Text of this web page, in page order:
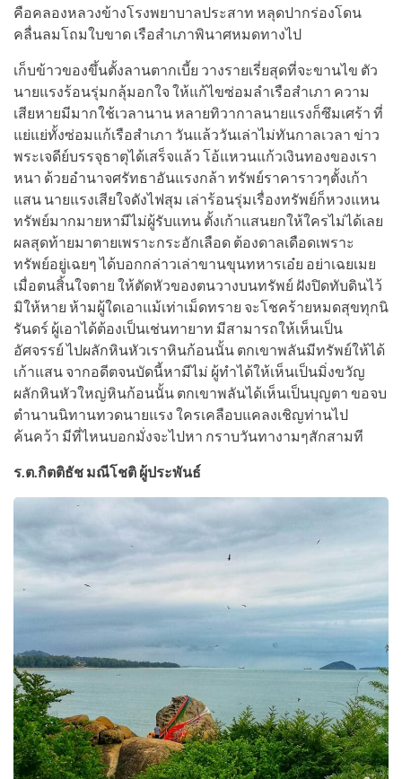
คือคลองหลวงข้างโรงพยาบาลประสาท หลุดปากร่องโดน
คลื่นลมโถมใบขาด เรือสำเภาพินาศหมดทางไป
เก็บข้าวของขึ้นตั้งลานตากเบี้ย วางรายเรี่ยสุดที่จะขานไข ตัว
นายแรงร้อนรุ่มกลุ้มอกใจ ให้แก้ไขซ่อมลำเรือสำเภา ความ
เสียหายมีมากใช้เวลานาน หลายทิวากาลนายแรงก็ซึมเศร้า ที่
แย่แย่ทั้งซ่อมแก้เรือสำเภา วันแล้ววันเล่าไม่ทันกาลเวลา ข่าว
พระเจดีย์บรรจุธาตุได้เสร็จแล้ว โอ้แหวนแก้วเงินทองของเรา
หนา ด้วยอำนาจศรัทธาอันแรงกล้า ทรัพย์ราคาราวๆตั้งเก้า
แสน นายแรงเสียใจดังไฟสุม เล่าร้อนรุ่มเรื่องทรัพย์ก็หวงแหน
ทรัพย์มากมายหามีไม่ผู้รับแทน ตั้งเก้าแสนยกให้ใครไม่ได้เลย
ผลสุดท้ายมาตายเพราะกระอักเลือด ต้องดาลเดือดเพราะ
ทรัพย์อยู่เฉยๆ ได้บอกกล่าวเล่าขานขุนทหารเอ๋ย อย่าเฉยเมย
เมื่อตนสิ้นใจตาย ให้ตัดหัวของตนวางบนทรัพย์ ฝังปิดทับดินไว้
มิให้หาย ห้ามผู้ใดเอาแม้เท่าเม็ดทราย จะโชคร้ายหมดสุขทุกนิ
รันดร์ ผู้เอาได้ต้องเป็นเช่นทายาท มีสามารถให้เห็นเป็น
อัศจรรย์ ไปผลักหินหัวเราหินก้อนนั้น ตกเขาพลันมีทรัพย์ให้ได้
เก้าแสน จากอดีตจนบัดนี้หามีไม่ ผู้ทำได้ให้เห็นเป็นมิ่งขวัญ
ผลักหินหัวใหญ่หินก้อนนั้น ตกเขาพลันได้เห็นเป็นบุญตา ขอจบ
ตำนานนิทานทวดนายแรง ใครเคลือบแคลงเชิญท่านไป
ค้นคว้า มีที่ไหนบอกมั่งจะไปหา กราบวันทางามๆสักสามที
ร.ต.กิตติธัช มณีโชติ ผู้ประพันธ์